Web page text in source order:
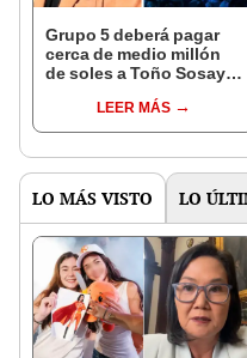
Grupo 5 deberá pagar
cerca de medio millón
de soles a Toño Sosaya
JudicialLEER MÁS
LO MÁS VISTO LO